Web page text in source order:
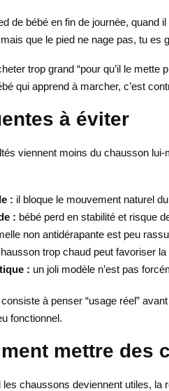
de bébé en fin de journée, quand
que le pied ne nage pas, tu es
trop grand “pour qu’il le
qui apprend à marcher, c’est
à éviter
viennent moins du chausson
: il bloque le mouvement naturel
: bébé perd en stabilité et risque
non antidérapante est peu
trop chaud peut favoriser la
: un joli modèle n’est pas
à penser “usage réel”
fonctionnel.
mettre des
chaussons deviennent utiles,